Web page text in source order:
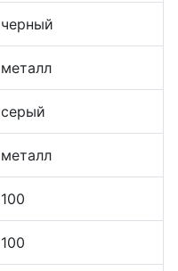
черный
металл
серый
металл
100
100